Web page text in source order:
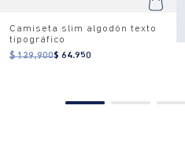
Camiseta slim algodón texto
tipográfico
$ 129.900$ 64.950